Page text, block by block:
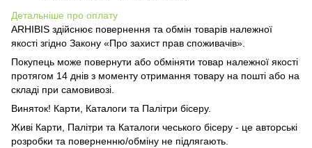
Детальніше про оплату
ARHIBIS здійснює повернення та обмін товарів належної
якості згідно Закону «Про захист прав споживачів».
Покупець може повернути або обміняти товар належної якості
протягом 14 днів з моменту отримання товару на пошті або на
складі при самовивозі.
Виняток! Карти, Каталоги та Палітри бісеру.
Живі Карти, Палітри та Каталоги чеського бісеру - це авторські
розробки та поверненню/обміну не підлягають.